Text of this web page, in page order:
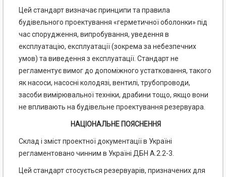
Цей стандарт визначає принципи та правила
будівельного проектування «герметичної оболонки» під
час спорудження, випробування, уведення в
експлуатацію, експлуатації (зокрема за небезпечних
умов) та виведення з експлуатації. Стандарт не
регламентує вимог до допоміжного устатковання, такого
як насоси, насосні колодязі, вентилі, трубопроводи,
засоби вимірювальної техніки, драбини тощо, якщо вони
не впливають на будівельне проектування резервуара.
НАЦІОНАЛЬНЕ ПОЯСНЕННЯ
Склад і зміст проектної документації в Україні
регламентовано чинним в Україні ДБН А.2.2-3.
Цей стандарт стосується резервуарів, призначених для